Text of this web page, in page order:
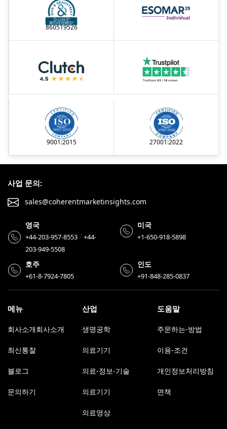
860519526
9001:2015 27001:2022
사업 문의:
sales@coherentmarketinsights.com
영국
+44-203-957-8553/+44-
203-949-5508
미국
+1-650-918-5898
호주
+61-8-7924-7805
인도
+91-848-285-0837
메뉴
회사소개회사소개
최신통찰
블로그
문의하기
산업
생명공학
의료기기
의료-정보-기술
의료기기
의료영상
도움말
주문하는-방법
이용-조건
개인정보처리방침
면책